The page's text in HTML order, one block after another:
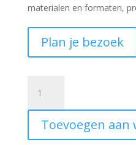
materialen en formaten,
Plan je bezoek
Baltimore
072
160x230
aantal
Toevoegen aan